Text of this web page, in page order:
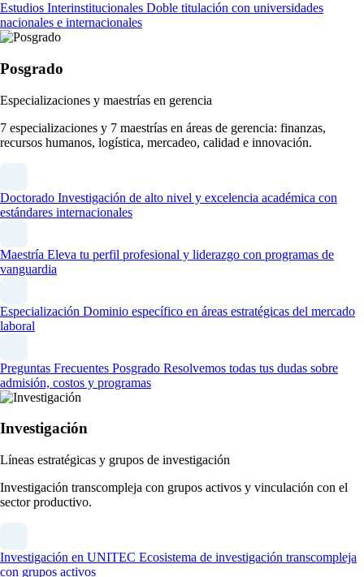
Estudios Interinstitucionales Doble titulación con universidades
nacionales e internacionales
Posgrado
Especializaciones y maestrías en gerencia
7 especializaciones y 7 maestrías en áreas de gerencia: finanzas,
recursos humanos, logística, mercadeo, calidad e innovación.
Doctorado Investigación de alto nivel y excelencia académica con
estándares internacionales
Maestría Eleva tu perfil profesional y liderazgo con programas de
vanguardia
Especialización Dominio específico en áreas estratégicas del mercado
laboral
Preguntas Frecuentes Posgrado Resolvemos todas tus dudas sobre
admisión, costos y programas
Investigación
Líneas estratégicas y grupos de investigación
Investigación transcompleja con grupos activos y vinculación con el
sector productivo.
Investigación en UNITEC Ecosistema de investigación transcompleja
con grupos activos